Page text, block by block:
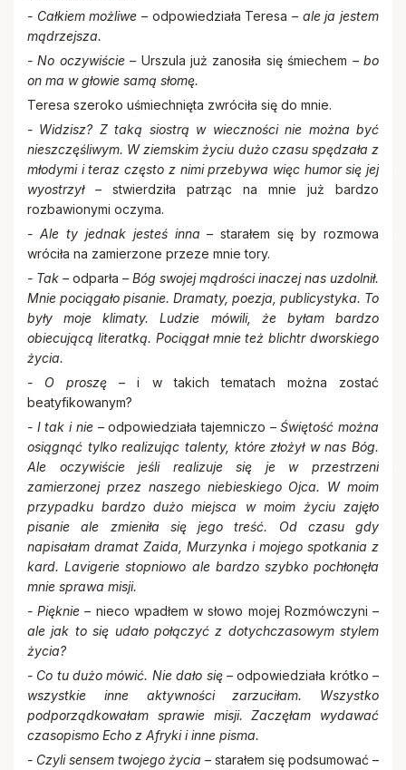
- Całkiem możliwe – odpowiedziała Teresa – ale ja jestem
mądrzejsza.
- No oczywiście – Urszula już zanosiła się śmiechem – bo
on ma w głowie samą słomę.
Teresa szeroko uśmiechnięta zwróciła się do mnie.
- Widzisz? Z taką siostrą w wieczności nie można być
nieszczęśliwym. W ziemskim życiu dużo czasu spędzała z
młodymi i teraz często z nimi przebywa więc humor się jej
wyostrzył – stwierdziła patrząc na mnie już bardzo
rozbawionymi oczyma.
- Ale ty jednak jesteś inna –starałem się by rozmowa
wróciła na zamierzone przeze mnie tory.
- Tak – odparła – Bóg swojej mądrości inaczej nas uzdolnił.
Mnie pociągało pisanie. Dramaty, poezja, publicystyka. To
były moje klimaty. Ludzie mówili, że byłam bardzo
obiecującą literatką. Pociągał mnie też blichtr dworskiego
życia.
- O proszę –i w takich tematach można zostać
beatyfikowanym?
- I tak i nie –odpowiedziała tajemniczo – Świętość można
osiągnąć tylko realizując talenty, które złożył w nas Bóg.
Ale oczywiście jeśli realizuje się je w przestrzeni
zamierzonej przez naszego niebieskiego Ojca. W moim
przypadku bardzo dużo miejsca w moim życiu zajęło
pisanie ale zmieniła się jego treść. Od czasu gdy
napisałam dramat Zaida, Murzynka i mojego spotkania z
kard. Lavigerie stopniowo ale bardzo szybko pochłonęła
mnie sprawa misji.
- Pięknie – nieco wpadłem w słowo mojej Rozmówczyni–
ale jak to się udało połączyć z dotychczasowym stylem
życia?
- Co tu dużo mówić. Nie dało się –odpowiedziała krótko–
wszystkie inne aktywności zarzuciłam. Wszystko
podporządkowałam sprawie misji. Zaczęłam wydawać
czasopismo Echo z Afryki i inne pisma.
- Czyli sensem twojego życia – starałem się podsumować –